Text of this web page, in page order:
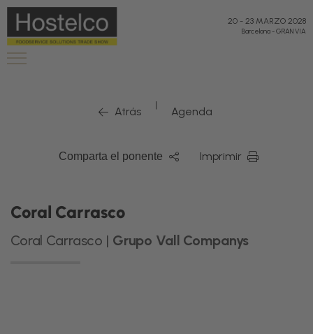
20 - 23 MARZO 2028
Barcelona-GRAN VIA
Atrás | Agenda
Comparta el ponente Imprimir
Coral Carrasco
Coral Carrasco | Grupo Vall Companys